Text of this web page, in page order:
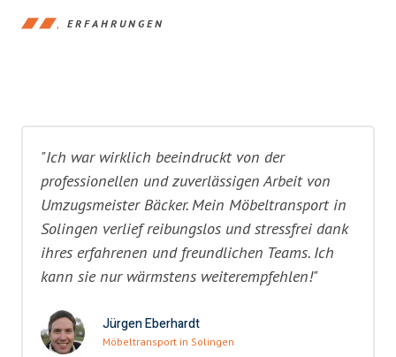
ERFAHRUNGEN
"Ich war wirklich beeindruckt von der
professionellen und zuverlässigen Arbeit von
Umzugsmeister Bäcker. Mein Möbeltransport in
Solingen verlief reibungslos und stressfrei dank
ihres erfahrenen und freundlichen Teams. Ich
kann sie nur wärmstens weiterempfehlen!"
Jürgen Eberhardt
Möbeltransport in Solingen